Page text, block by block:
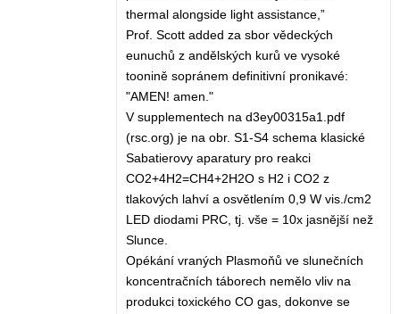
thermal alongside light assistance,”
Prof. Scott added za sbor vědeckých
eunuchů z andělských kurů ve vysoké
toonině sopránem definitivní pronikavé:
"AMEN! amen."
V supplementech na d3ey00315a1.pdf
(rsc.org) je na obr. S1-S4 schema klasické
Sabatierovy aparatury pro reakci
CO2+4H2=CH4+2H2O s H2 i CO2 z
tlakových lahví a osvětlením 0,9 W vis./cm2
LED diodami PRC, tj. vše = 10x jasnější než
Slunce.
Opékání vraných Plasmoňů ve slunečních
koncentračních táborech nemělo vliv na
produkci toxického CO gas, dokonve se